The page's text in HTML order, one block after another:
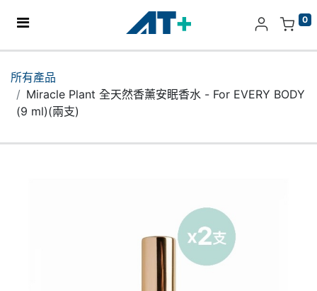
0
產品
所有產品
Miracle Plant 全天然香薰安眠香水 - For EVERY BODY
(9 ml)(兩支)